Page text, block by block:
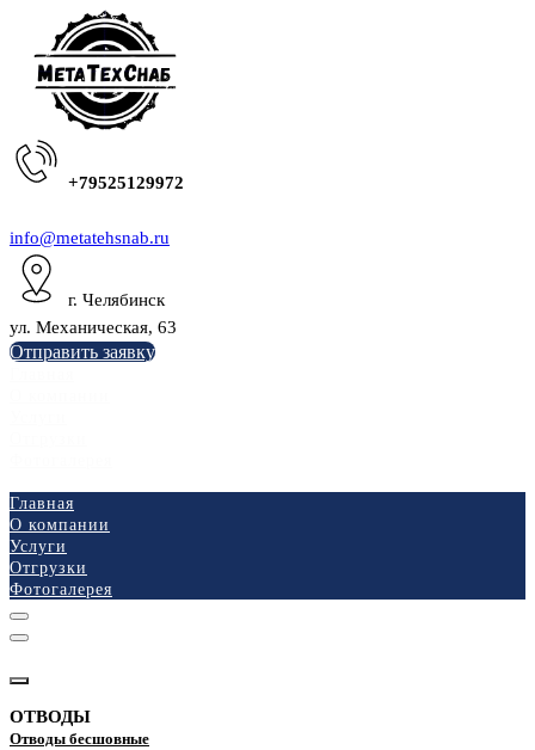
+79525129972
info@metatehsnab.ru
г. Челябинск
ул. Механическая, 63
Отправить заявку
Главная
О компании
Услуги
Отгрузки
Фотогалерея
ОТВОДЫ
Отводы бесшовные